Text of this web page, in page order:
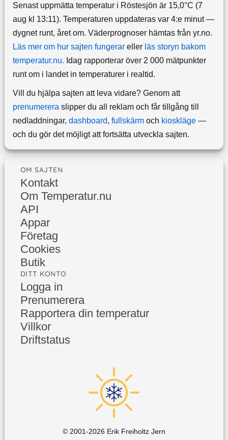
Senast uppmätta temperatur i Röstesjön är 15,0°C (7
aug kl 13:11). Temperaturen uppdateras var 4:e minut —
dygnet runt, året om. Väderprognoser hämtas från yr.no.
Läs mer om hur sajten fungerareller läs storyn bakom
temperatur.nu. Idag rapporterar över 2 000 mätpunkter
runt om i landet in temperaturer i realtid.
Vill du hjälpa sajten att leva vidare? Genom att
prenumereraslipper du all reklam och får tillgång till
nedladdningar, dashboard, fullskärmoch kioskläge—
och du gör det möjligt att fortsätta utveckla sajten.
OM SAJTEN
Kontakt
Om Temperatur.nu
API
Appar
Företag
Cookies
Butik
DITT KONTO
Logga in
Prenumerera
Rapportera din temperatur
Villkor
Driftstatus
© 2001-2026 Erik Freiholtz Jern